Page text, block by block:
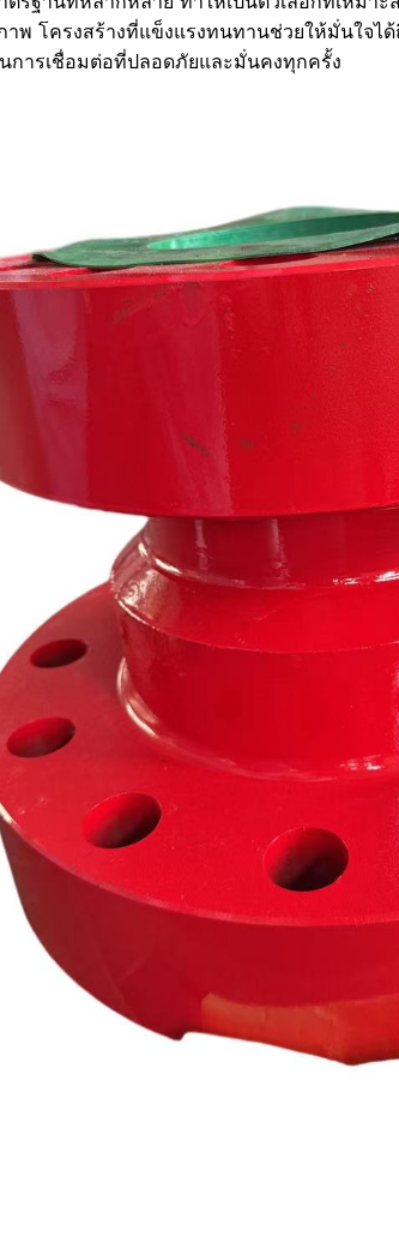
พ โครงสร้างที่แข็งแรงทนทานช่วยให้มั่นใจไ
การเชื่อมต่อที่ปลอดภัยและมั่นคงทุกครั้ง